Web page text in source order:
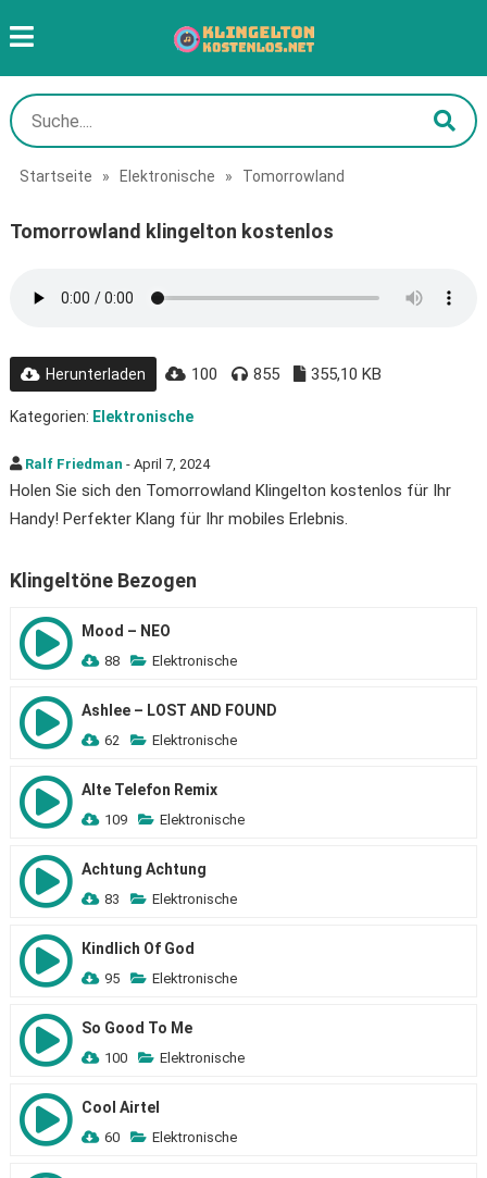
Startseite » Elektronische » Tomorrowland
Tomorrowland klingelton kostenlos
Herunterladen 100 855 355,10 KB
Kategorien: Elektronische
Ralf Friedman - April 7, 2024
Holen Sie sich den Tomorrowland Klingelton kostenlos für Ihr
Handy! Perfekter Klang für Ihr mobiles Erlebnis.
Klingeltöne Bezogen
Mood – NEO
88 Elektronische
Ashlee – LOST AND FOUND
62 Elektronische
Alte Telefon Remix
109 Elektronische
Achtung Achtung
83 Elektronische
Кindlich Of God
95 Elektronische
So Good To Me
100 Elektronische
Cool Airtel
60 Elektronische